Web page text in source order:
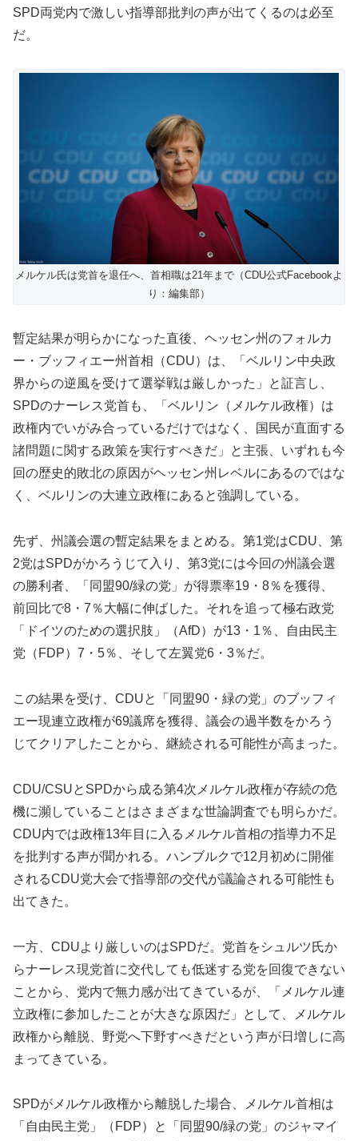
SPD両党内で激しい指導部批判の声が出てくるのは必至
だ。
メルケル氏は党首を退任へ、首相職は21年まで（CDU公式Facebookよ
り：編集部）
暫定結果が明らかになった直後、ヘッセン州のフォルカ
ー・ブッフィエー州首相（CDU）は、「ベルリン中央政
界からの逆風を受けて選挙戦は厳しかった」と証言し、
SPDのナーレス党首も、「ベルリン（メルケル政権）は
政権内でいがみ合っているだけではなく、国民が直面する
諸問題に関する政策を実行すべきだ」と主張、いずれも今
回の歴史的敗北の原因がヘッセン州レベルにあるのではな
く、ベルリンの大連立政権にあると強調している。
先ず、州議会選の暫定結果をまとめる。第1党はCDU、第
2党はSPDがかろうじて入り、第3党には今回の州議会選
の勝利者、「同盟90/緑の党」が得票率19・8％を獲得、
前回比で8・7％大幅に伸ばした。それを追って極右政党
「ドイツのための選択肢」（AfD）が13・1％、自由民主
党（FDP）7・5％、そして左翼党6・3％だ。
この結果を受け、CDUと「同盟90・緑の党」のブッフィ
エー現連立政権が69議席を獲得、議会の過半数をかろう
じてクリアしたことから、継続される可能性が高まった。
CDU/CSUとSPDから成る第4次メルケル政権が存続の危
機に瀕していることはさまざまな世論調査でも明らかだ。
CDU内では政権13年目に入るメルケル首相の指導力不足
を批判する声が聞かれる。ハンブルクで12月初めに開催
されるCDU党大会で指導部の交代が議論される可能性も
出てきた。
一方、CDUより厳しいのはSPDだ。党首をシュルツ氏か
らナーレス現党首に交代しても低迷する党を回復できない
ことから、党内で無力感が出てきているが、「メルケル連
立政権に参加したことが大きな原因だ」として、メルケル
政権から離脱、野党へ下野すべきだという声が日増しに高
まってきている。
SPDがメルケル政権から離脱した場合、メルケル首相は
「自由民主党」（FDP）と「同盟90/緑の党」のジャマイ